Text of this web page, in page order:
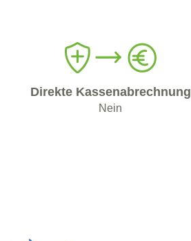
Direkte Kassenabrechnung
Nein